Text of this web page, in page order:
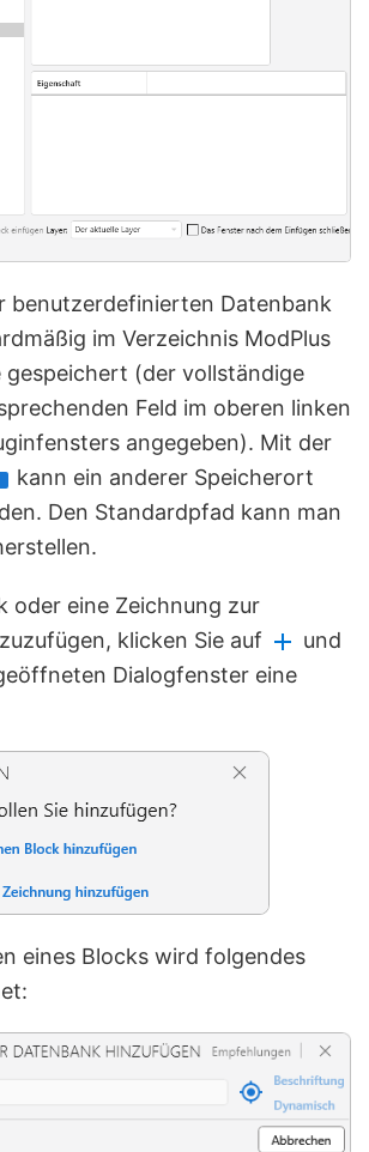
benutzerdefinierten Datenbank
im Verzeichnis ModPlus
gespeichert (der vollständige
Feld im oberen linken
angegeben). Mit der
kann ein anderer Speicherort
Den Standardpfad kann man
oder eine Zeichnung zur
klicken Sie auf
und
Dialogfenster eine
eines Blocks wird folgendes